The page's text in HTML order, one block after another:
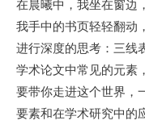
在晨曦中，我坐在窗边
我手中的书页轻轻翻动
进行深度的思考：三线
学术论文中常见的元素
要带你走进这个世界，
要素和在学术研究中的